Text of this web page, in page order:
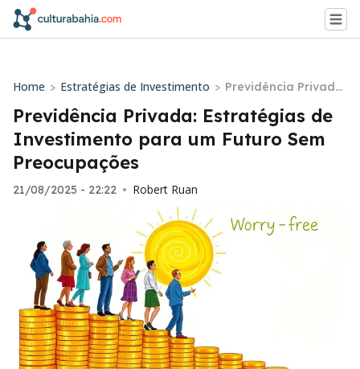
Home > Estratégias de Investimento > Previdência Privada:
Estratégias de Inves
timento para um Fut
uro Sem Preocupaçõ
Previdência Privada: Estratégias de
Investimento para um Futuro Sem
Preocupações
21/08/2025 - 22:22 • Robert Ruan